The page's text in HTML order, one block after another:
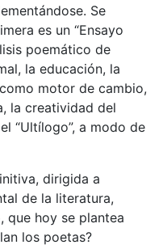
Se
es un “Ensayo
poemático de
la educación, la
motor de cambio,
la creatividad del
“Ultílogo”, a modo de
dirigida a
de la literatura,
que hoy se plantea
los poetas?